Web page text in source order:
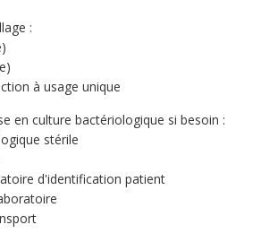
:
à usage unique
en culture bactériologique si besoin :
stérile
d'identification patient